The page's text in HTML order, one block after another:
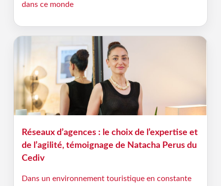
dans ce monde
Réseaux d’agences : le choix de l’expertise et
de l’agilité, témoignage de Natacha Perus du
Cediv
Dans un environnement touristique en constante